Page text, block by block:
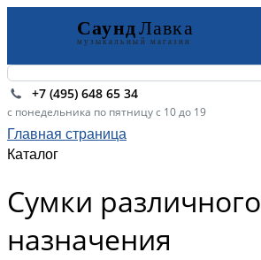
+7 (495) 648 65 34
с понедельника по пятницу с 10 до 19
Главная страница
Каталог
Сумки различного
назначения